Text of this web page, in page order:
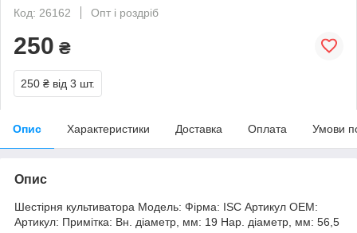
Код: 26162
Опт і роздріб
250 ₴
250 ₴ від 3 шт.
Опис Характеристики Доставка Оплата Умови
Опис
Шестірня культиватора Модель: Фірма: ISC Артикул OEM:
Артикул: Примітка: Вн. діаметр, мм: 19 Нар. діаметр, мм: 56,5